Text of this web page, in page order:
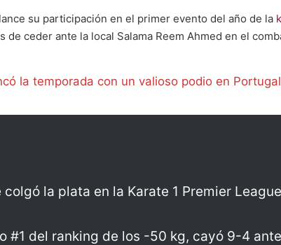
su participación en el primer evento del año de la
de ceder ante la local Salama Reem Ahmed en el
la temporada con un valioso podio en
la plata en la Karate 1 Premier
#1 del ranking de los -50 kg, cayó 9-4